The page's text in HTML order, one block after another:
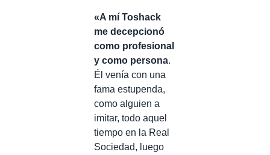
«A mí Toshack
me decepcionó
como profesional
y como persona.
Él venía con una
fama estupenda,
como alguien a
imitar, todo aquel
tiempo en la Real
Sociedad, luego